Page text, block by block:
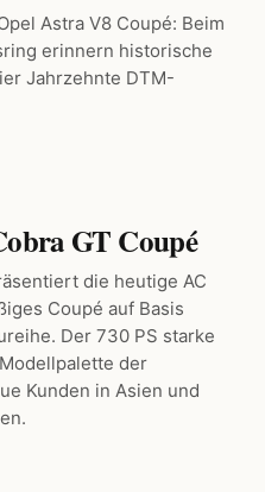
Astra V8 Coupé: Beim
erinnern historische
Jahrzehnte DTM-
GT Coupé
die heutige AC
Coupé auf Basis
Der 730 PS starke
der
Kunden in Asien und